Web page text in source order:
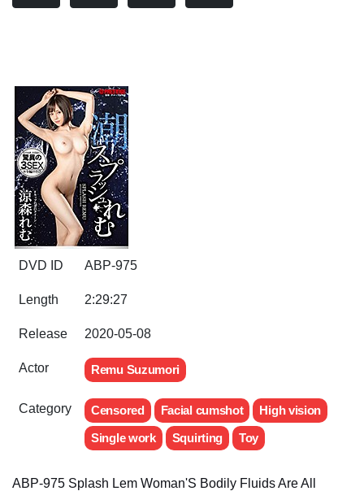
DVD ID ABP-975
Length 2:29:27
Release 2020-05-08
Actor Remu Suzumori
Category Censored Facial cumshot
High vision
Single work
Squirting Toy
ABP-975 Splash Lem Woman'S Bodily Fluids Are All